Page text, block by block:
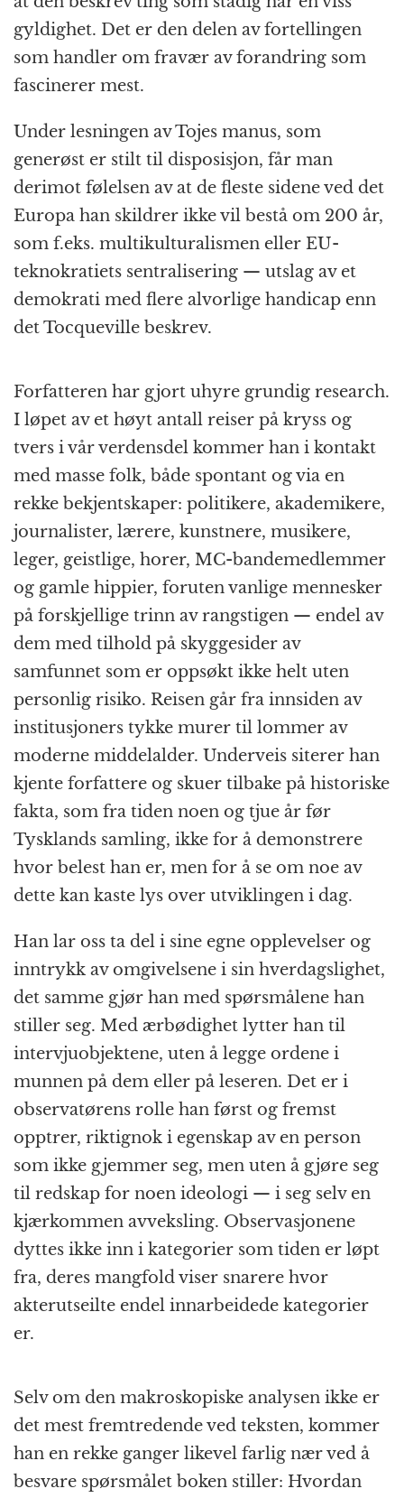
gyldighet. Det er den delen av fortellingen
som handler om fravær av forandring som
fascinerer mest.
Under lesningen av Tojes manus, som
generøst er stilt til disposisjon, får man
derimot følelsen av at de fleste sidene ved det
Europa han skildrer ikke vil bestå om 200 år,
som f.eks. multikulturalismen eller EU-
teknokratiets sentralisering — utslag av et
demokrati med flere alvorlige handicap enn
det Tocqueville beskrev.
Forfatteren har gjort uhyre grundig research.
I løpet av et høyt antall reiser på kryss og
tvers i vår verdensdel kommer han i kontakt
med masse folk, både spontant og via en
rekke bekjentskaper: politikere, akademikere,
journalister, lærere, kunstnere, musikere,
leger, geistlige, horer, MC-bandemedlemmer
og gamle hippier, foruten vanlige mennesker
på forskjellige trinn av rangstigen — endel av
dem med tilhold på skyggesider av
samfunnet som er oppsøkt ikke helt uten
personlig risiko. Reisen går fra innsiden av
institusjoners tykke murer til lommer av
moderne middelalder. Underveis siterer han
kjente forfattere og skuer tilbake på historiske
fakta, som fra tiden noen og tjue år før
Tysklands samling, ikke for å demonstrere
hvor belest han er, men for å se om noe av
dette kan kaste lys over utviklingen i dag.
Han lar oss ta del i sine egne opplevelser og
inntrykk av omgivelsene i sin hverdagslighet,
det samme gjør han med spørsmålene han
stiller seg. Med ærbødighet lytter han til
intervjuobjektene, uten å legge ordene i
munnen på dem eller på leseren. Det er i
observatørens rolle han først og fremst
opptrer, riktignok i egenskap av en person
som ikke gjemmer seg, men uten å gjøre seg
til redskap for noen ideologi — i seg selv en
kjærkommen avveksling. Observasjonene
dyttes ikke inn i kategorier som tiden er løpt
fra, deres mangfold viser snarere hvor
akterutseilte endel innarbeidede kategorier
er.
Selv om den makroskopiske analysen ikke er
det mest fremtredende ved teksten, kommer
han en rekke ganger likevel farlig nær ved å
besvare spørsmålet boken stiller: Hvordan